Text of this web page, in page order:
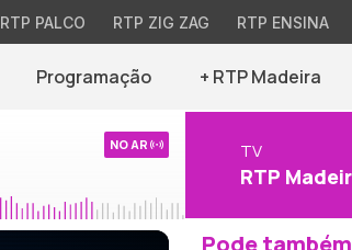
RTP PALCO RTP ZIG ZAG RTP ENSINA
Programação + RTP Madeira
NO AR TV
RTP
Pode